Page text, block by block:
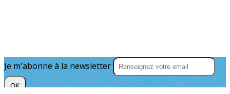
Je m'abonne à la newsletter
OK